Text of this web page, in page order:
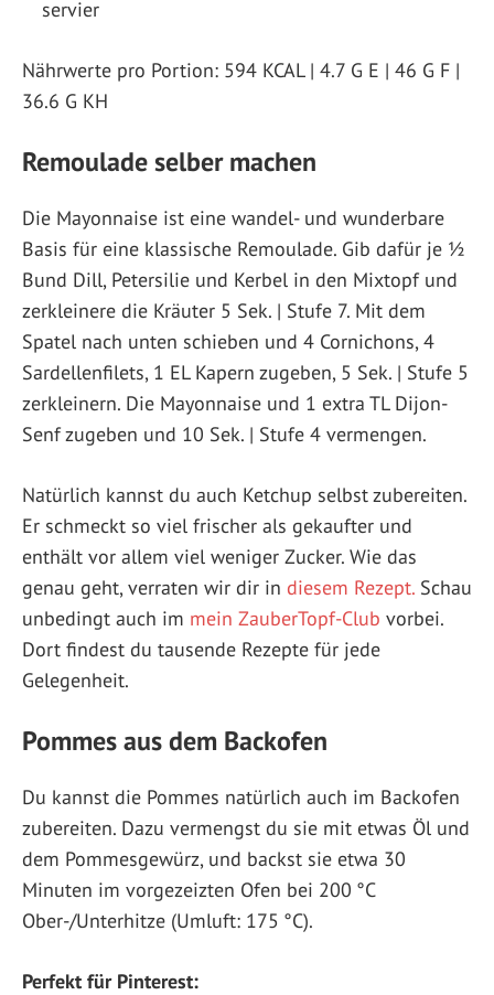
servier
Nährwerte pro Portion: 594 KCAL | 4.7 G E | 46 G F |
36.6 G KH
Remoulade selber machen
Die Mayonnaise ist eine wandel- und wunderbare
Basis für eine klassische Remoulade. Gib dafür je 1⁄2
Bund Dill, Petersilie und Kerbel in den Mixtopf und
zerkleinere die Kräuter 5 Sek. | Stufe 7. Mit dem
Spatel nach unten schieben und 4 Cornichons, 4
Sardellenfilets, 1 EL Kapern zugeben, 5 Sek. | Stufe 5
zerkleinern. Die Mayonnaise und 1 extra TL Dijon-
Senf zugeben und 10 Sek. | Stufe 4 vermengen.
Natürlich kannst du auch Ketchup selbst zubereiten.
Er schmeckt so viel frischer als gekaufter und
enthält vor allem viel weniger Zucker. Wie das
genau geht, verraten wir dir in diesem Rezept. Schau
unbedingt auch im mein ZauberTopf-Club vorbei.
Dort findest du tausende Rezepte für jede
Gelegenheit.
Pommes aus dem Backofen
Du kannst die Pommes natürlich auch im Backofen
zubereiten. Dazu vermengst du sie mit etwas Öl und
dem Pommesgewürz, und backst sie etwa 30
Minuten im vorgezeizten Ofen bei 200 °C
Ober-/Unterhitze (Umluft: 175 °C).
Perfekt für Pinterest: